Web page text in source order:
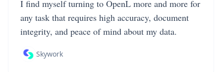
I find myself turning to OpenL more and more for
any task that requires high accuracy, document
integrity, and peace of mind about my data.
Skywork